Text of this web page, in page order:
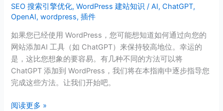
SEO 搜索引擎优化,WordPress 建站知识 /AI,ChatGPT,
OpenAI,wordpress,插件
如果您已经使用 WordPress，您可能想知道如何通过向您的
网站添加AI 工具（如 ChatGPT）来保持较高地位。幸运的
是，这比您想象的要容易。有几种不同的方法可以将
ChatGPT 添加到 WordPress，我们将在本指南中逐步指导您
完成这些方法。让我们开始吧。
ChatGPT（OpenAI）
添
加
到
WordPress（初
学
者
南）
阅读更多 »